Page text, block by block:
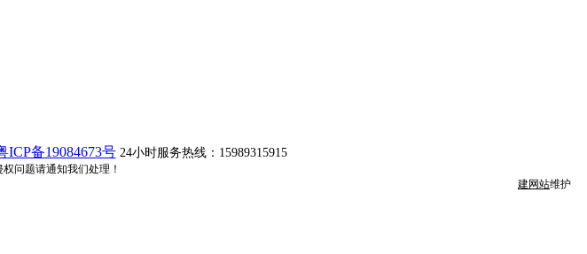
ICP备19084673号24小时服务热线：15989315915
问题请通知我们处理！
建网站维护